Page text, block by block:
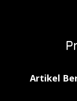
Artikel